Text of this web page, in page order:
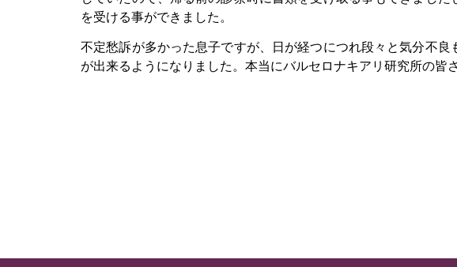
を受ける事ができました。
不定愁訴が多かった息子ですが、日が経つにつれ段々と気分不
が出来るようになりました。本当にバルセロナキアリ研究所の皆